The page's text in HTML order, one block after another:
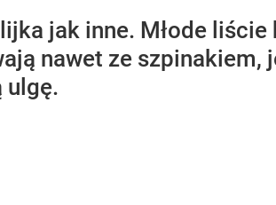
jak inne. Młode
nawet ze szpinakiem,
ulgę.